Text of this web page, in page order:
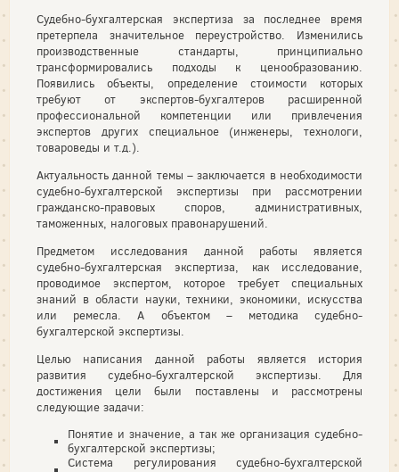
Судебно-бухгалтерская экспертиза за последнее время
претерпела значительное переустройство. Изменились
производственные стандарты, принципиально
трансформировались подходы к ценообразованию.
Появились объекты, определение стоимости которых
требуют от экспертов-бухгалтеров расширенной
профессиональной компетенции или привлечения
экспертов других специальное (инженеры, технологи,
товароведы и т.д.).
Актуальность данной темы – заключается в необходимости
судебно-бухгалтерской экспертизы при рассмотрении
гражданско-правовых споров, административных,
таможенных, налоговых правонарушений.
Предметом исследования данной работы является
судебно-бухгалтерская экспертиза, как исследование,
проводимое экспертом, которое требует специальных
знаний в области науки, техники, экономики, искусства
или ремесла. А объектом – методика судебно-
бухгалтерской экспертизы.
Целью написания данной работы является история
развития судебно-бухгалтерской экспертизы. Для
достижения цели были поставлены и рассмотрены
следующие задачи:
Понятие и значение, а так же организация судебно-
бухгалтерской экспертизы;
Система регулирования судебно-бухгалтерской